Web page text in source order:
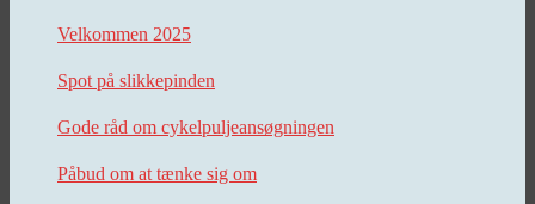
Velkommen 2025
Spot på slikkepinden
Gode råd om cykelpuljeansøgningen
Påbud om at tænke sig om